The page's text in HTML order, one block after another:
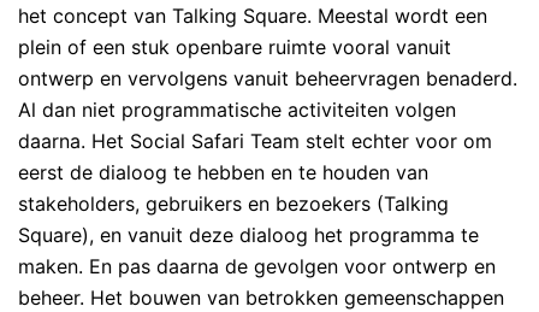
het concept van Talking Square. Meestal wordt een
plein of een stuk openbare ruimte vooral vanuit
ontwerp en vervolgens vanuit beheervragen benaderd.
Al dan niet programmatische activiteiten volgen
daarna. Het Social Safari Team stelt echter voor om
eerst de dialoog te hebben en te houden van
stakeholders, gebruikers en bezoekers (Talking
Square), en vanuit deze dialoog het programma te
maken. En pas daarna de gevolgen voor ontwerp en
beheer. Het bouwen van betrokken gemeenschappen